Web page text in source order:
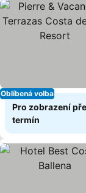
Oblíbená volba
Pro zobrazení
termín